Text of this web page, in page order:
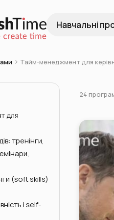
Навчальні
Тайм-менеджмент для
для
тренінги,
(soft skills)
і self-
24